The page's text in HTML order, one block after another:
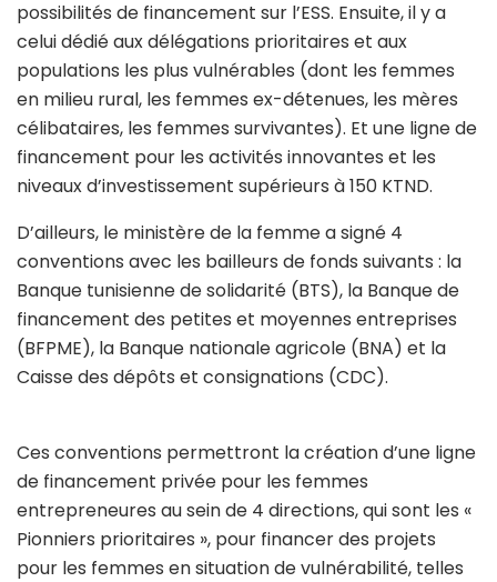
possibilités de financement sur l’ESS. Ensuite, il y a
celui dédié aux délégations prioritaires et aux
populations les plus vulnérables (dont les femmes
en milieu rural, les femmes ex-détenues, les mères
célibataires, les femmes survivantes). Et une ligne de
financement pour les activités innovantes et les
niveaux d’investissement supérieurs à 150 KTND.
D’ailleurs, le ministère de la femme a signé 4
conventions avec les bailleurs de fonds suivants : la
Banque tunisienne de solidarité (BTS), la Banque de
financement des petites et moyennes entreprises
(BFPME), la Banque nationale agricole (BNA) et la
Caisse des dépôts et consignations (CDC).
Ces conventions permettront la création d’une ligne
de financement privée pour les femmes
entrepreneures au sein de 4 directions, qui sont les «
Pionniers prioritaires », pour financer des projets
pour les femmes en situation de vulnérabilité, telles